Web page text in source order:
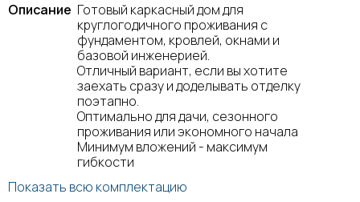
Описание Готовый каркасный дом для
круглогодичного проживания с
фундаментом, кровлей, окнами и
базовой инженерией.
Отличный вариант, если вы хотите
заехать сразу и доделывать отделку
поэтапно.
Оптимально для дачи, сезонного
проживания или экономного начала
Минимум вложений - максимум
гибкости
Показать всю комплектацию